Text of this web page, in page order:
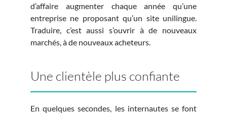
d’affaire augmenter chaque année qu’une
entreprise ne proposant qu’un site unilingue.
Traduire, c’est aussi s’ouvrir à de nouveaux
marchés, à de nouveaux acheteurs.
Une clientèle plus confiante
En quelques secondes, les internautes se font